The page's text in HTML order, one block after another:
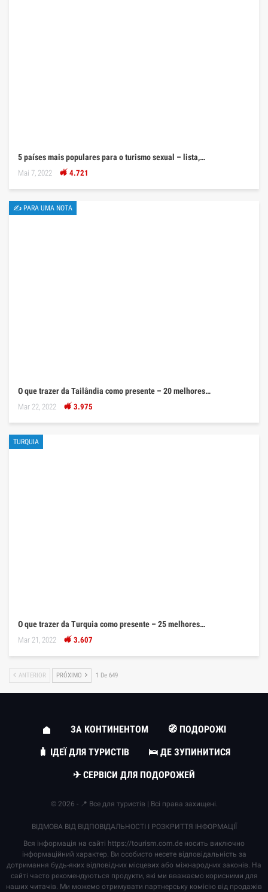
5 países mais populares para o turismo sexual – lista,…
Mai 7, 2022 4.721
✍ PARA UMA NOTA
O que trazer da Tailândia como presente – 20 melhores…
Mar 22, 2022 3.975
TURQUIA
O que trazer da Turquia como presente – 25 melhores…
Mar 21, 2022 3.607
ANTERIOR PRÓXIMO 1 De 649
ЗА КОНТИНЕНТОМ
🧭 ПОДОРОЖІ
🧳 ІДЕЇ ДЛЯ ТУРИСТІВ
🛌 ДЕ ЗУПИНИТИСЯ
✈ СЕРВІСИ ДЛЯ ПОДОРОЖЕЙ
© 2026 - 📍 Все для туристів | Всі права захищені.
ВІДМОВА ВІД ВІДПОВІДАЛЬНОСТІ І РОЗКРИТТЯ ІНФОРМАЦІЇ
Вся інформація на сайті https://tourism.com.de носить виключно
інформаційний характер. Ви особисто несете відповідальність за
дотримання будь-яких відповідних місцевих або міжнародних законів. На
сайті часто рекомендуються продукти, які ми вважаємо корисними для
наших читачів. Ми можемо отримувати партнерську комісію від продажів